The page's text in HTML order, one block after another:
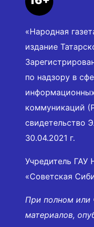
«Народная
издание
по надзору в
коммуникаций
свидетельство
30.04.2021 г.
Учредитель ГАУ
«Советская
При полном или
материалов,